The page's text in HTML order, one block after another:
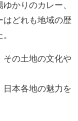
かりのカレー、
はどれも地域の歴
その土地の文化や
日本各地の魅力を